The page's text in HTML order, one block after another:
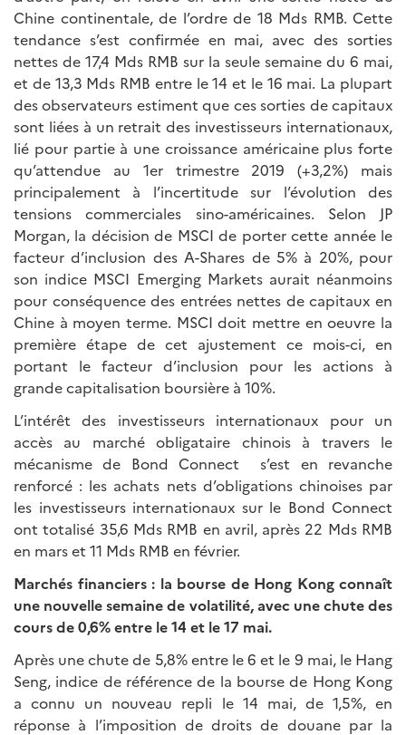
Chine continentale, de l’ordre de 18 Mds RMB. Cette
tendance s’est confirmée en mai, avec des sorties
nettes de 17,4 Mds RMB sur la seule semaine du 6 mai,
et de 13,3 Mds RMB entre le 14 et le 16 mai. La plupart
des observateurs estiment que ces sorties de capitaux
sont liées à un retrait des investisseurs internationaux,
lié pour partie à une croissance américaine plus forte
qu’attendue au 1er trimestre 2019 (+3,2%) mais
principalement à l’incertitude sur l’évolution des
tensions commerciales sino-américaines. Selon JP
Morgan, la décision de MSCI de porter cette année le
facteur d’inclusion des A-Shares de 5% à 20%, pour
son indice MSCI Emerging Markets aurait néanmoins
pour conséquence des entrées nettes de capitaux en
Chine à moyen terme. MSCI doit mettre en oeuvre la
première étape de cet ajustement ce mois-ci, en
portant le facteur d’inclusion pour les actions à
grande capitalisation boursière à 10%.
L’intérêt des investisseurs internationaux pour un
accès au marché obligataire chinois à travers le
mécanisme de Bond Connect s’est en revanche
renforcé : les achats nets d’obligations chinoises par
les investisseurs internationaux sur le Bond Connect
ont totalisé 35,6 Mds RMB en avril, après 22 Mds RMB
en mars et 11 Mds RMB en février.
Marchés financiers : la bourse de Hong Kong connaît
une nouvelle semaine de volatilité, avec une chute des
cours de 0,6% entre le 14 et le 17 mai.
Après une chute de 5,8% entre le 6 et le 9 mai, le Hang
Seng, indice de référence de la bourse de Hong Kong
a connu un nouveau repli le 14 mai, de 1,5%, en
réponse à l’imposition de droits de douane par la